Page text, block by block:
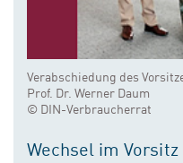
Verabschiedung des
Prof. Dr. Werner Daum
© DIN-Verbraucherrat
Wechsel im